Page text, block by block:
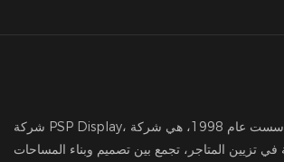
شركة PSP Display، التي تأسست عام 1998، هي شركة
تزيين المتاجر، تجمع بين تصميم وبناء المساحات